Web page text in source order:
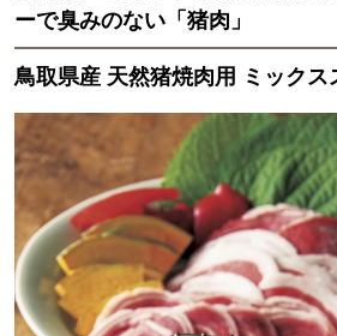
ーで臭みのない「猪肉」
鳥取県産 天然猪焼肉用 ミックス